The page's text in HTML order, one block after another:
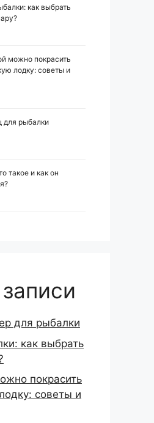
как выбрать
можно покрасить
лодку: советы и
для рыбалки
такое и как он
для рыбалки
как выбрать
покрасить
советы и